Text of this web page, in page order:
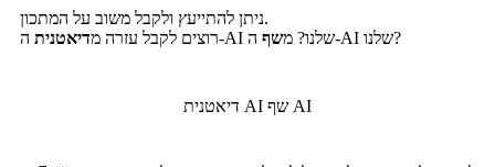
ניתן להתייעץ ולקבל משוב על המתכון.
רוצים לקבל עזרה מדיאטנית ה-AI שלנו? משף ה-AI שלנו?
דיאטנית AI שף AI